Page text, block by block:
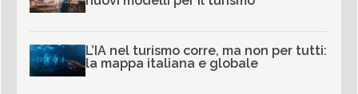
L’IA nel turismo corre, ma non per tutti:
la mappa italiana e globale